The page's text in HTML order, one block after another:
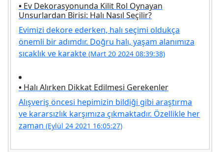
• Ev Dekorasyonunda Kilit Rol Oynayan
Unsurlardan Birisi: Halı Nasıl Seçilir?
Evimizi dekore ederken, halı seçimi oldukça
önemli bir adımdır. Doğru halı, yaşam alanımıza
sıcaklık ve karakte (Mart 20 2024 08:39:38)
• Halı Alırken Dikkat Edilmesi Gerekenler
Alışveriş öncesi hepimizin bildiği gibi araştırma
ve kararsızlık karşımıza çıkmaktadır. Özellikle her
zaman (Eylül 24 2021 16:05:27)